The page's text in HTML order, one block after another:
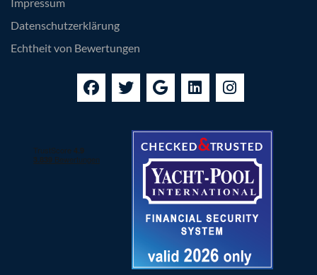
Datenschutzerklärung
Echtheit von Bewertungen